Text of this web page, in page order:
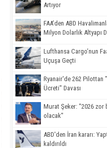
Artıyor
FAA’den ABD
Milyon Dolarlık Altyapı
Lufthansa Cargo’nun
Uçuşa Geçti
Ryanair'de 262 Pilottan
Ücreti" Davası
Murat Şeker: "2026 zor
olacak"
ABD'den İran kararı:
kaldırıldı